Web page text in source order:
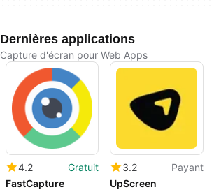
Dernières applications
Capture d'écran pour Web Apps
4.2
Gratuit
FastCapture
3.2
Payant
UpScreen